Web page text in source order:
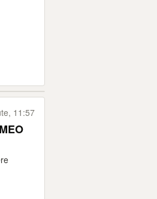
11:57